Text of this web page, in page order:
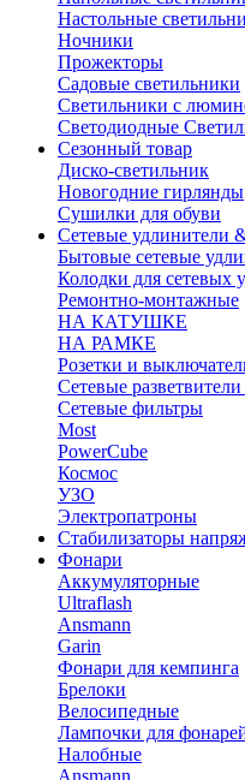
Настольные
Ночники
Прожекторы
Садовые светильники
Светильники с
Светодиодные
Сезонный товар
Диско-светильник
Новогодние гирлянды
Сушилки для обуви
Сетевые удлинители
Бытовые сетевые
Колодки для сетевых
Ремонтно-монтажные
НА КАТУШКЕ
НА РАМКЕ
Розетки и
Сетевые
Сетевые фильтры
Most
PowerCube
Космос
УЗО
Электропатроны
Стабилизаторы
Фонари
Аккумуляторные
Ultraflash
Ansmann
Garin
Фонари для кемпинга
Брелоки
Велосипедные
Лампочки для
Налобные
Ansmann